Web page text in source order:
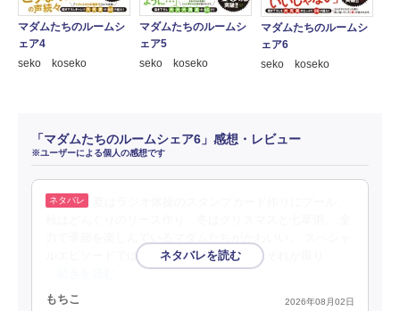
マダムたちのルームシ
ェア4
seko koseko
マダムたちのルームシ
ェア5
seko koseko
マダムたちのルームシ
ェア6
seko koseko
「マダムたちのルームシェア6」感想・レビュー
※ユーザーによる個人の感想です
ルエピソードでは、子どもの頃の夢をそれぞれが振り
もちこ 2026年08月02日